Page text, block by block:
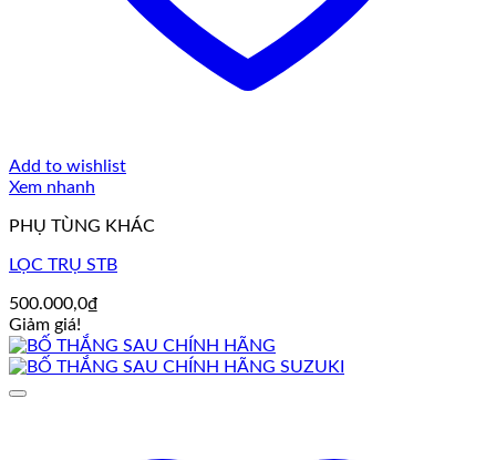
Add to wishlist
Xem nhanh
PHỤ TÙNG KHÁC
LỌC TRỤ STB
500.000,0₫
Giảm giá!